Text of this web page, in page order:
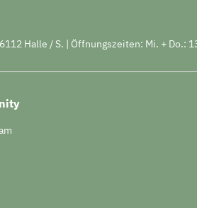
Halle / S. | Öffnungszeiten: Mi. + Do.: